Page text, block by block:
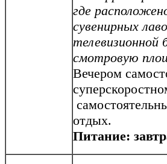
где
сувенирных
телевизионной
смотровую
Вечером
отдых.
Питание: